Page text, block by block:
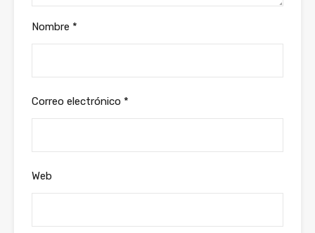
Nombre *
Correo electrónico *
Web